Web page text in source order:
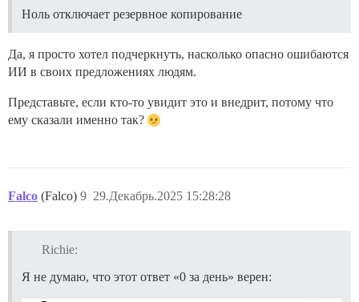
Ноль отключает резервное копирование
Да, я просто хотел подчеркнуть, насколько опасно ошибаются
ИИ в своих предложениях людям.
Представьте, если кто-то увидит это и внедрит, потому что
ему сказали именно так?
Falco (Falco) 29.Декабрь.2025 15:28:28
9
Richie:
Я не думаю, что этот ответ «0 за день» верен: